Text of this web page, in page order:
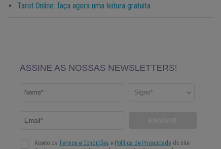
Tarot Online: faça agora uma leitura gratuita